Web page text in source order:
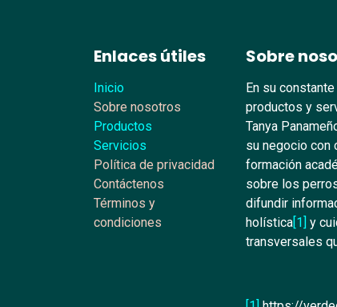
Enlaces útiles
Inicio
Sobre nosotros
Productos
Servicios
Política de privacidad
Contáctenos
Términos y
condiciones
Sobre
En su
productos y
Tanya
su negocio con
formación
sobre los
difundir
holística[1] y
transversales